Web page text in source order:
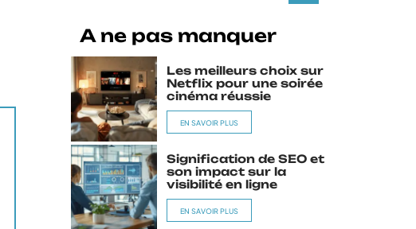
A ne pas manquer
Les meilleurs choix sur
Netflix pour une soirée
cinéma réussie
EN SAVOIR PLUS
Signification de SEO et
son impact sur la
visibilité en ligne
EN SAVOIR PLUS